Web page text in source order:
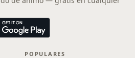
POPULARES